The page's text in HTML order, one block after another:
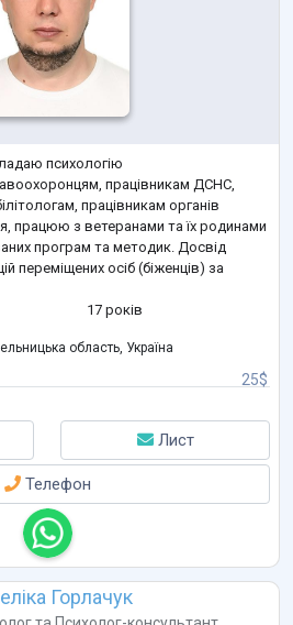
психологію
працівникам ДСНС,
працівникам органів
працюю з ветеранами та їх родинами
програм та методик. Досвід
переміщених осіб (біженців) за
17 років
25$
область, Україна
Лист
Телефон
Горлачук